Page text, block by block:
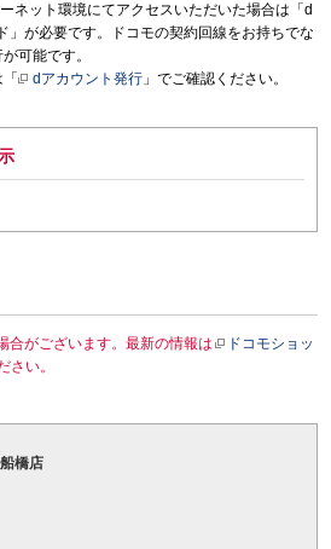
ネット環境にてアクセスいただいた場合は「d
」が必要です。ドコモの契約回線をお持ちでな
可能です。
dアカウント発行 」でご確認ください。
合がございます。最新の情報は
ドコモショッ
さい。
橋店